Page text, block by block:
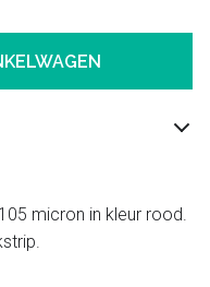
micron in kleur rood.